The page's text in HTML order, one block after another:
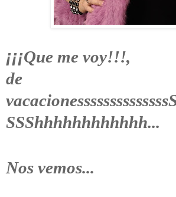
¡¡¡Que me voy!!!,
de
SSShhhhhhhhhhhh...
Nos vemos...